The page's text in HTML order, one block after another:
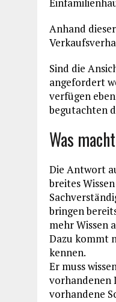
Anhand
Sind die
angefordert
verfügen
begutachten
Was
Die Antwort
breites
bringen
mehr Wissen
Dazu kommt
kennen.
Er muss
vorhandenen
vorhandene